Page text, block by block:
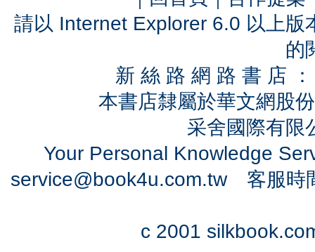
請以 Internet Explorer 6.0 以上
的
新 絲 路 網 路 書 店
本書店隸屬於華文網股
采舍國際有
Your Personal Knowledge
service@book4u.com.tw客服時
c 2001